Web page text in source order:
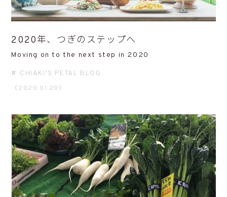
2020年、つぎのステップへ
Moving on to the next step in 2020
CHIAKI'S PETAL BLOG
（2020.01.20）